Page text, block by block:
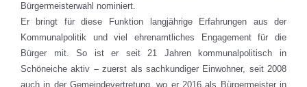
Bürgermeisterwahl nominiert.
Er bringt für diese Funktion langjährige Erfahrungen aus der
Kommunalpolitik und viel ehrenamtliches Engagement für die
Bürger mit. So ist er seit 21 Jahren kommunalpolitisch in
Schöneiche aktiv – zuerst als sachkundiger Einwohner, seit 2008
auch in der Gemeindevertretung, wo er 2016 als Bürgermeister in